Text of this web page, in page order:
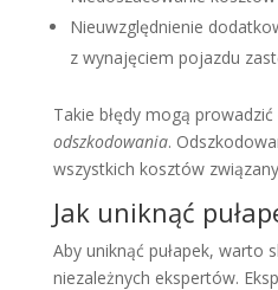
Nieuwzględnienie
z wynajęciem pojazdu
Takie błędy mogą prowadzić
odszkodowania.
wszystkich kosztów
Jak uniknąć
Aby uniknąć pułapek, warto
niezależnych ekspertów.